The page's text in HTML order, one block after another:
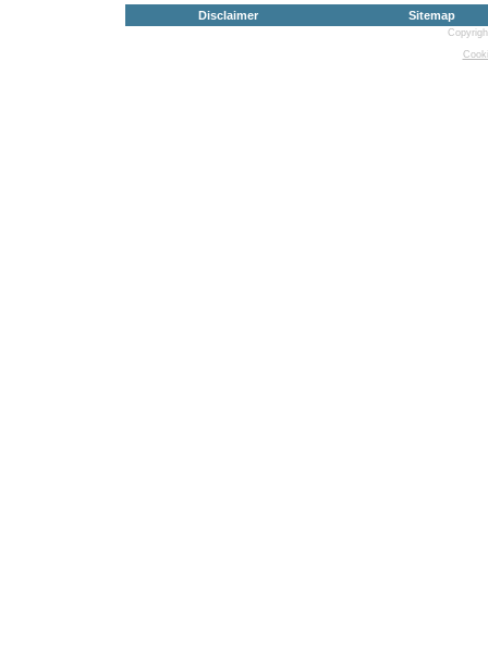
Disclaimer Sitemap